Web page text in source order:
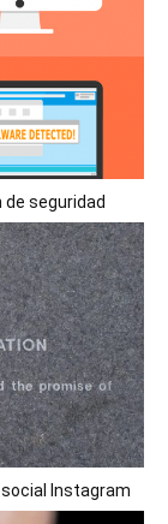
de seguridad
Instagram